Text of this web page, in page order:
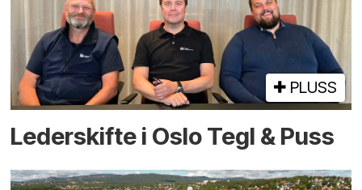
PLUSS
Lederskifte i Oslo Tegl & Puss